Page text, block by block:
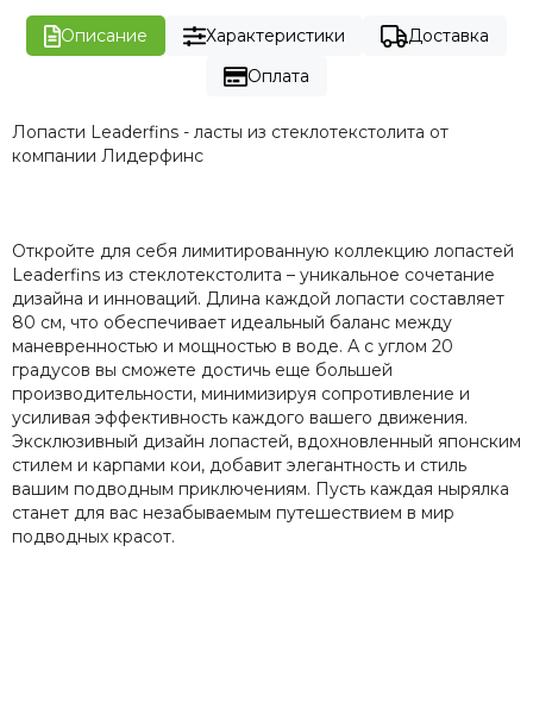
Описание Характеристики
Доставка
Оплата
Лопасти Leaderfins - ласты из стеклотекстолита от
компании Лидерфинс
Откройте для себя лимитированную коллекцию лопастей
Leaderfins из стеклотекстолита – уникальное сочетание
дизайна и инноваций. Длина каждой лопасти составляет
80 см, что обеспечивает идеальный баланс между
маневренностью и мощностью в воде. А с углом 20
градусов вы сможете достичь еще большей
производительности, минимизируя сопротивление и
усиливая эффективность каждого вашего движения.
Эксклюзивный дизайн лопастей, вдохновленный японским
стилем и карпами кои, добавит элегантность и стиль
вашим подводным приключениям. Пусть каждая нырялка
станет для вас незабываемым путешествием в мир
подводных красот.